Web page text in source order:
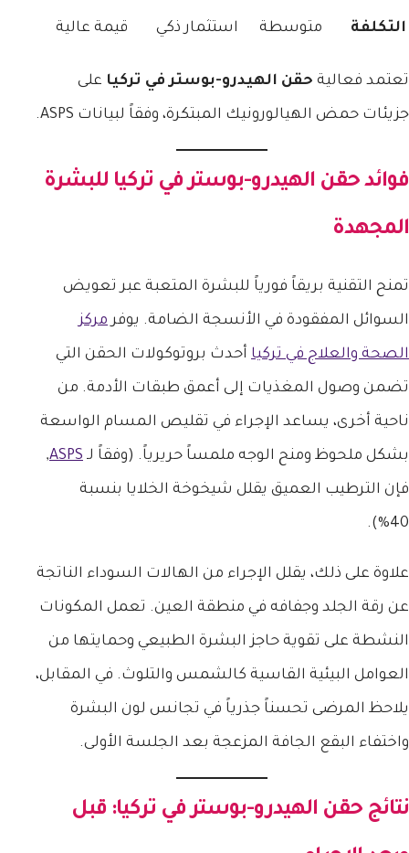
التكلفة متوسطة استثمار ذكي قيمة عالية
تعتمد فعالية حقن الهيدرو-بوستر في تركيا على
جزيئات حمض الهيالورونيك المبتكرة، وفقاً لبيانات ASPS.
فوائد حقن الهيدرو-بوستر في تركيا للبشرة
المجهدة
تمنح التقنية بريقاً فورياً للبشرة المتعبة عبر تعويض
السوائل المفقودة في الأنسجة الضامة. يوفر مركز
الصحة والعلاج في تركيا أحدث بروتوكولات الحقن التي
تضمن وصول المغذيات إلى أعمق طبقات الأدمة. من
ناحية أخرى، يساعد الإجراء في تقليص المسام الواسعة
بشكل ملحوظ ومنح الوجه ملمساً حريرياً. (وفقاً لـ ASPS
,
فإن الترطيب العميق يقلل شيخوخة الخلايا بنسبة
40%).
علاوة على ذلك، يقلل الإجراء من الهالات السوداء الناتجة
عن رقة الجلد وجفافه في منطقة العين. تعمل المكونات
النشطة على تقوية حاجز البشرة الطبيعي وحمايتها من
العوامل البيئية القاسية كالشمس والتلوث. في المقابل،
يلاحظ المرضى تحسناً جذرياً في تجانس لون البشرة
واختفاء البقع الجافة المزعجة بعد الجلسة الأولى.
نتائج حقن الهيدرو-بوستر في تركيا: قبل